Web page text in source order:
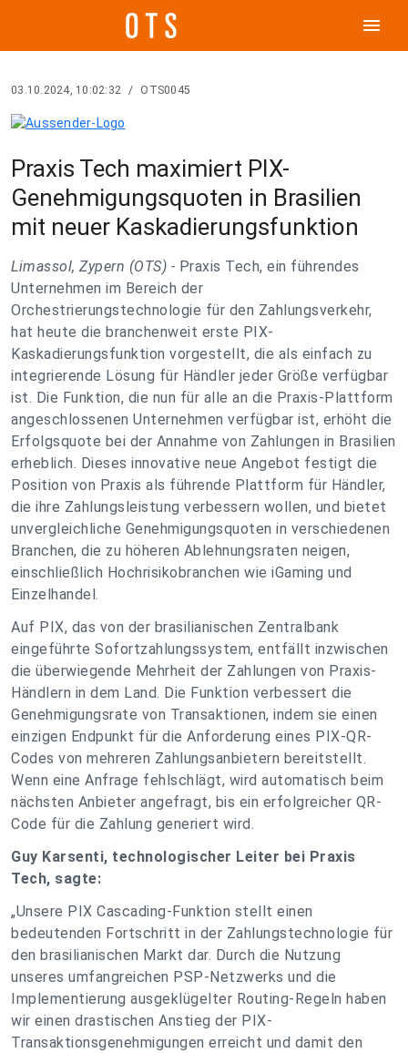
menu
03.10.2024, 10:02:32 / OTS0045
Praxis Tech maximiert PIX-
Genehmigungsquoten in Brasilien
mit neuer Kaskadierungsfunktion
Limassol, Zypern (OTS) - Praxis Tech, ein führendes
Unternehmen im Bereich der
Orchestrierungstechnologie für den Zahlungsverkehr,
hat heute die branchenweit erste PIX-
Kaskadierungsfunktion vorgestellt, die als einfach zu
integrierende Lösung für Händler jeder Größe verfügbar
ist. Die Funktion, die nun für alle an die Praxis-Plattform
angeschlossenen Unternehmen verfügbar ist, erhöht die
Erfolgsquote bei der Annahme von Zahlungen in Brasilien
erheblich. Dieses innovative neue Angebot festigt die
Position von Praxis als führende Plattform für Händler,
die ihre Zahlungsleistung verbessern wollen, und bietet
unvergleichliche Genehmigungsquoten in verschiedenen
Branchen, die zu höheren Ablehnungsraten neigen,
einschließlich Hochrisikobranchen wie iGaming und
Einzelhandel.
Auf PIX, das von der brasilianischen Zentralbank
eingeführte Sofortzahlungssystem, entfällt inzwischen
die überwiegende Mehrheit der Zahlungen von Praxis-
Händlern in dem Land. Die Funktion verbessert die
Genehmigungsrate von Transaktionen, indem sie einen
einzigen Endpunkt für die Anforderung eines PIX-QR-
Codes von mehreren Zahlungsanbietern bereitstellt.
Wenn eine Anfrage fehlschlägt, wird automatisch beim
nächsten Anbieter angefragt, bis ein erfolgreicher QR-
Code für die Zahlung generiert wird.
Guy Karsenti, technologischer Leiter bei Praxis
Tech, sagte:
„Unsere PIX Cascading-Funktion stellt einen
bedeutenden Fortschritt in der Zahlungstechnologie für
den brasilianischen Markt dar. Durch die Nutzung
unseres umfangreichen PSP-Netzwerks und die
Implementierung ausgeklügelter Routing-Regeln haben
wir einen drastischen Anstieg der PIX-
Transaktionsgenehmigungen erreicht und damit den